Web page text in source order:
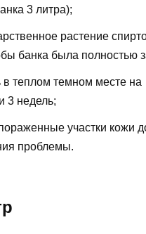
3 литра);
растение
банка была полностью
в теплом темном месте на
3 недель;
участки кожи
проблемы.